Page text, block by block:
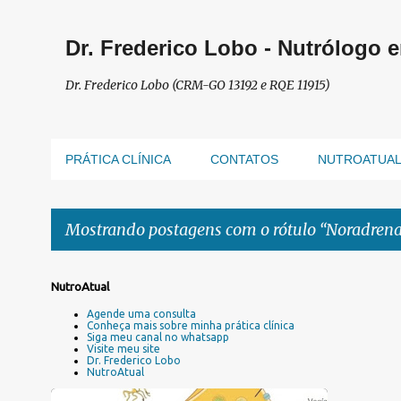
Dr. Frederico Lobo - Nutrólogo
Dr. Frederico Lobo (CRM-GO 13192 e RQE 11915)
PRÁTICA CLÍNICA CONTATOS NUTROATUAL
Mostrando postagens com o rótulo
P
NutroAtual
Agende uma consulta
Conheça mais sobre minha prática clínica
Siga meu canal no whatsapp
Visite meu site
Dr. Frederico Lobo
NutroAtual